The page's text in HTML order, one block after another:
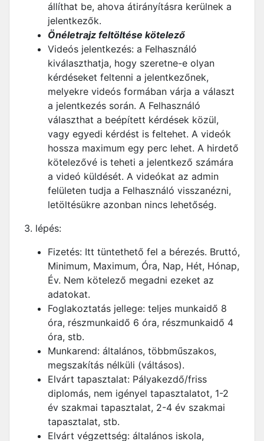
állíthat be, ahova átirányításra kerülnek a
jelentkezők.
Önéletrajz feltöltése kötelező
Videós jelentkezés: a Felhasználó
kiválaszthatja, hogy szeretne-e olyan
kérdéseket feltenni a jelentkezőnek,
melyekre videós formában várja a választ
a jelentkezés során. A Felhasználó
választhat a beépített kérdések közül,
vagy egyedi kérdést is feltehet. A videók
hossza maximum egy perc lehet. A hirdető
kötelezővé is teheti a jelentkező számára
a videó küldését. A videókat az admin
felületen tudja a Felhasználó visszanézni,
letöltésükre azonban nincs lehetőség.
3. lépés:
Fizetés: Itt tüntethető fel a bérezés. Bruttó,
Minimum, Maximum, Óra, Nap, Hét, Hónap,
Év. Nem kötelező megadni ezeket az
adatokat.
Foglakoztatás jellege: teljes munkaidő 8
óra, részmunkaidő 6 óra, részmunkaidő 4
óra, stb.
Munkarend: általános, többműszakos,
megszakítás nélküli (váltásos).
Elvárt tapasztalat: Pályakezdő/friss
diplomás, nem igényel tapasztalatot, 1-2
év szakmai tapasztalat, 2-4 év szakmai
tapasztalat, stb.
Elvárt végzettség: általános iskola,